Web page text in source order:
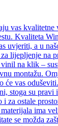
vas kvalitetne
Kvaliteta
uvjeriti, a u
lijepljenje na
na klik –
montažu.
će vas
stoga su pravi
i za ostale
ima
se možda